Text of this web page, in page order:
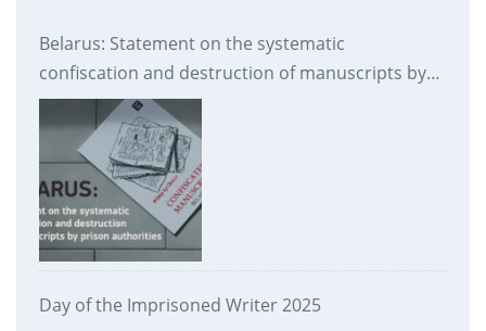
Belarus: Statement on the systematic
confiscation and destruction of manuscripts by
prison authorities
Day of the Imprisoned Writer 2025